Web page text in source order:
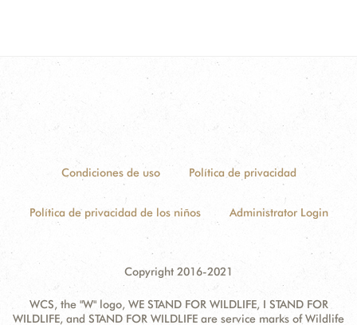
Condiciones de uso Política de privacidad
Política de privacidad de los niños Administrator Login
Copyright 2016-2021
WCS, the "W" logo, WE STAND FOR WILDLIFE, I STAND FOR
WILDLIFE, and STAND FOR WILDLIFE are service marks of Wildlife